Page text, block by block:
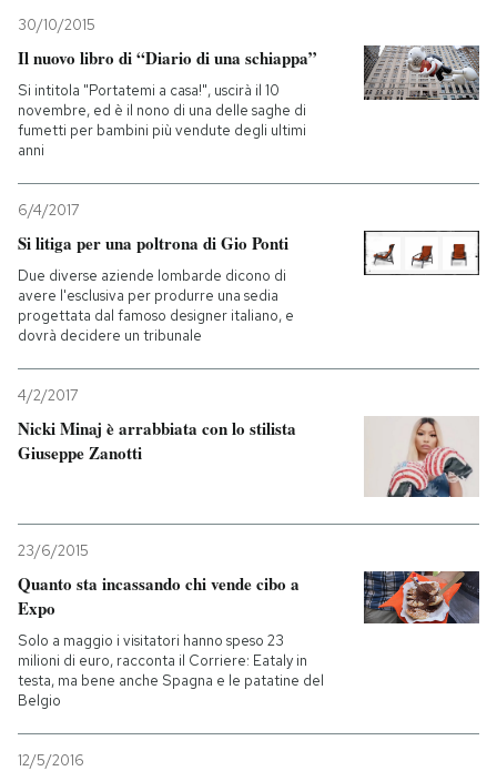
30/10/2015
Il nuovo libro di “Diario di una schiappa”
Si intitola "Portatemi a casa!", uscirà il 10
novembre, ed è il nono di una delle saghe di
fumetti per bambini più vendute degli ultimi
anni
6/4/2017
Si litiga per una poltrona di Gio Ponti
Due diverse aziende lombarde dicono di
avere l'esclusiva per produrre una sedia
progettata dal famoso designer italiano, e
dovrà decidere un tribunale
4/2/2017
Nicki Minaj è arrabbiata con lo stilista
Giuseppe Zanotti
23/6/2015
Quanto sta incassando chi vende cibo a
Expo
Solo a maggio i visitatori hanno speso 23
milioni di euro, racconta il Corriere: Eataly in
testa, ma bene anche Spagna e le patatine del
Belgio
12/5/2016